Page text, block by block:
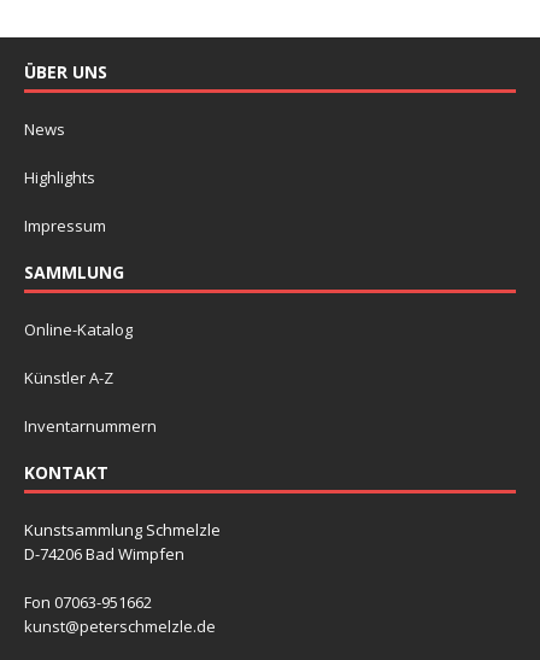
ÜBER UNS
News
Highlights
Impressum
SAMMLUNG
Online-Katalog
Künstler A-Z
Inventarnummern
KONTAKT
Kunstsammlung Schmelzle
D-74206 Bad Wimpfen
Fon 07063-951662
kunst@peterschmelzle.de